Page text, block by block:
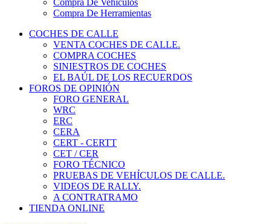
Compra De Vehículos
Compra De Herramientas
COCHES DE CALLE
VENTA COCHES DE CALLE.
COMPRA COCHES
SINIESTROS DE COCHES
EL BAÚL DE LOS RECUERDOS
FOROS DE OPINIÓN
FORO GENERAL
WRC
ERC
CERA
CERT - CERTT
CET / CER
FORO TÉCNICO
PRUEBAS DE VEHÍCULOS DE CALLE.
VIDEOS DE RALLY.
A CONTRATRAMO
TIENDA ONLINE